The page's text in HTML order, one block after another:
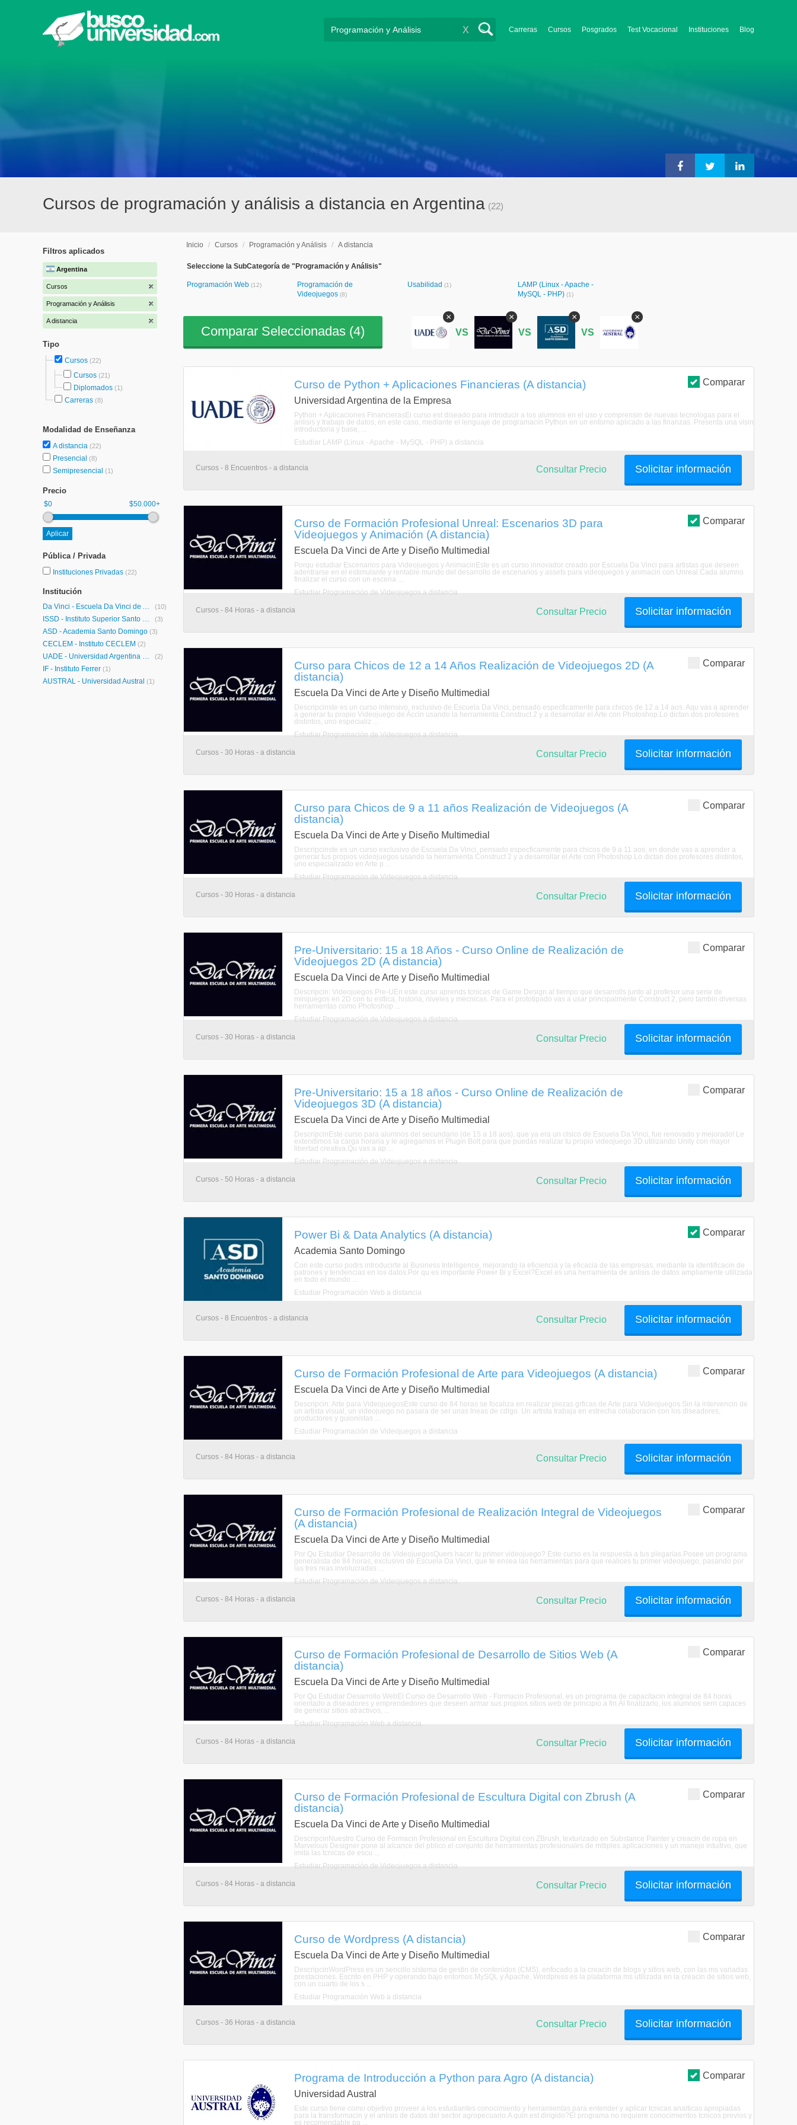
Carreras Cursos Posgrados Test Vocacional Instituciones Blog
X
Cursos de programación y análisis a distancia en Argentina (22)
Filtros aplicados
Argentina
Cursos
Programación y Análisis
A distancia
Tipo
Cursos (22)
Cursos (21)
Diplomados (1)
Carreras (8)
Modalidad de Enseñanza
A distancia (22)
Presencial (8)
Semipresencial (1)
Precio
$0 $50.000+
Pública / Privada
Instituciones Privadas (22)
Institución
Da Vinci - Escuela Da Vinci de Arte y Diseño Multimedial (10)
ISSD - Instituto Superior Santo Domingo (3)
ASD - Academia Santo Domingo (3)
CECLEM - Instituto CECLEM (2)
UADE - Universidad Argentina de la Empresa (2)
IF - Instituto Ferrer (1)
AUSTRAL - Universidad Austral (1)
Inicio / Cursos / Programación y Análisis / A distancia
Seleccione la SubCategoría de "Programación y Análisis"
Programación Web (12)
Programación de
Videojuegos (8)
Usabilidad (1)
LAMP (Linux - Apache -
MySQL - PHP) (1)
Comparar Seleccionadas (4)
×
VS
×
VS
×
VS
×
Comparar
Curso de Python + Aplicaciones Financieras (A distancia)
Universidad Argentina de la Empresa
Python + Aplicaciones FinancierasEl curso est diseado para introducir a los alumnos en el uso y comprensin de nuevas tecnologas para el
anlisis y trabajo de datos, en este caso, mediante el lenguaje de programacin Python en un entorno aplicado a las finanzas. Presenta una visin
introductoria y base, ...
Estudiar LAMP (Linux - Apache - MySQL - PHP) a distancia
Cursos - 8 Encuentros - a distancia Solicitar información
Consultar Precio
Comparar
Curso de Formación Profesional Unreal: Escenarios 3D para
Videojuegos y Animación (A distancia)
Escuela Da Vinci de Arte y Diseño Multimedial
Porqu estudiar Escenarios para Videojuegos y AnimacinEste es un curso innovador creado por Escuela Da Vinci para artistas que deseen
adentrarse en el estimulante y rentable mundo del desarrollo de escenarios y assets para videojuegos y animacin con Unreal.Cada alumno
finalizar el curso con un escena ...
Estudiar Programación de Videojuegos a distancia
Cursos - 84 Horas - a distancia Solicitar información
Consultar Precio
Comparar
Curso para Chicos de 12 a 14 Años Realización de Videojuegos 2D (A
distancia)
Escuela Da Vinci de Arte y Diseño Multimedial
Descripcinste es un curso intensivo, exclusivo de Escuela Da Vinci, pensado especficamente para chicos de 12 a 14 aos. Aqu vas a aprender
a generar tu propio Videojuego de Accin usando la herramienta Construct 2 y a desarrollar el Arte con Photoshop.Lo dictan dos profesores
distintos, uno especializ ...
Estudiar Programación de Videojuegos a distancia
Cursos - 30 Horas - a distancia Solicitar información
Consultar Precio
Comparar
Curso para Chicos de 9 a 11 años Realización de Videojuegos (A
distancia)
Escuela Da Vinci de Arte y Diseño Multimedial
Descripcinste es un curso exclusivo de Escuela Da Vinci, pensado especficamente para chicos de 9 a 11 aos, en donde vas a aprender a
generar tus propios videojuegos usando la herramienta Construct 2 y a desarrollar el Arte con Photoshop.Lo dictan dos profesores distintos,
uno especializado en Arte p ...
Estudiar Programación de Videojuegos a distancia
Cursos - 30 Horas - a distancia Solicitar información
Consultar Precio
Comparar
Pre-Universitario: 15 a 18 Años - Curso Online de Realización de
Videojuegos 2D (A distancia)
Escuela Da Vinci de Arte y Diseño Multimedial
Descripcin: Videojuegos Pre-UEn este curso aprends tcnicas de Game Design al tiempo que desarrolls junto al profesor una serie de
minijuegos en 2D con tu esttica, historia, niveles y mecnicas. Para el prototipado vas a usar principalmente Construct 2, pero tambin diversas
herramientas como Photoshop ...
Estudiar Programación de Videojuegos a distancia
Cursos - 30 Horas - a distancia Solicitar información
Consultar Precio
Comparar
Pre-Universitario: 15 a 18 años - Curso Online de Realización de
Videojuegos 3D (A distancia)
Escuela Da Vinci de Arte y Diseño Multimedial
DescripcinEste curso para alumnos del secundario (de 15 a 18 aos), que ya era un clsico de Escuela Da Vinci, fue renovado y mejorado! Le
extendimos la carga horaria y le agregamos el Plugin Bolt para que puedas realizar tu propio videojuego 3D utilizando Unity con mayor
libertad creativa.Qu vas a ap ...
Estudiar Programación de Videojuegos a distancia
Cursos - 50 Horas - a distancia Solicitar información
Consultar Precio
Comparar
Power Bi & Data Analytics (A distancia)
Academia Santo Domingo
Con este curso podrs introducirte al Business Intelligence, mejorando la eficiencia y la eficacia de las empresas, mediante la identificacin de
patrones y tendencias en los datos.Por qu es importante Power Bi y Excel?Excel es una herramienta de anlisis de datos ampliamente utilizada
en todo el mundo ...
Estudiar Programación Web a distancia
Cursos - 8 Encuentros - a distancia Solicitar información
Consultar Precio
Comparar
Curso de Formación Profesional de Arte para Videojuegos (A distancia)
Escuela Da Vinci de Arte y Diseño Multimedial
Descripcin: Arte para VideojuegosEste curso de 84 horas se focaliza en realizar piezas grficas de Arte para Videojuegos.Sin la intervencin de
un artista visual, un videojuego no pasara de ser unas lneas de cdigo. Un artista trabaja en estrecha colaboracin con los diseadores,
productores y guionistas ...
Estudiar Programación de Videojuegos a distancia
Cursos - 84 Horas - a distancia Solicitar información
Consultar Precio
Comparar
Curso de Formación Profesional de Realización Integral de Videojuegos
(A distancia)
Escuela Da Vinci de Arte y Diseño Multimedial
Por Qu Estudiar Desarrollo de VideojuegosQuers hacer tu primer videojuego? Este curso es la respuesta a tus plegarias.Posee un programa
generalista de 84 horas, exclusivo de Escuela Da Vinci, que te ensea las herramientas para que realices tu primer videojuego, pasando por
las tres reas involucradas ...
Estudiar Programación de Videojuegos a distancia
Cursos - 84 Horas - a distancia Solicitar información
Consultar Precio
Comparar
Curso de Formación Profesional de Desarrollo de Sitios Web (A
distancia)
Escuela Da Vinci de Arte y Diseño Multimedial
Por Qu Estudiar Desarrollo WebEl Curso de Desarrollo Web - Formacin Profesional, es un programa de capacitacin integral de 84 horas
orientado a diseadores y emprendedores que deseen armar sus propios sitios web de principio a fin.Al finalizarlo, los alumnos sern capaces
de generar sitios atractivos, ...
Estudiar Programación Web a distancia
Cursos - 84 Horas - a distancia Solicitar información
Consultar Precio
Comparar
Curso de Formación Profesional de Escultura Digital con Zbrush (A
distancia)
Escuela Da Vinci de Arte y Diseño Multimedial
DescripcinNuestro Curso de Formacin Profesional en Escultura Digital con ZBrush, texturizado en Substance Painter y creacin de ropa en
Marvelous Designer pone al alcance del pblico el conjunto de herramientas profesionales de mltiples aplicaciones y un manejo intuitivo, que
imita las tcnicas de escu ...
Estudiar Programación de Videojuegos a distancia
Cursos - 84 Horas - a distancia Solicitar información
Consultar Precio
Comparar
Curso de Wordpress (A distancia)
Escuela Da Vinci de Arte y Diseño Multimedial
DescripcinWordPress es un sencillo sistema de gestin de contenidos (CMS), enfocado a la creacin de blogs y sitios web, con las ms variadas
prestaciones. Escrito en PHP y operando bajo entornos MySQL y Apache, Wordpress es la plataforma ms utilizada en la creacin de sitios web,
con un cuarto de los s ...
Estudiar Programación Web a distancia
Cursos - 36 Horas - a distancia Solicitar información
Consultar Precio
Comparar
Programa de Introducción a Python para Agro (A distancia)
Universidad Austral
Este curso tiene como objetivo proveer a los estudiantes conocimiento y herramientas para entender y aplicar tcnicas analticas apropiadas
para la transformacin y el anlisis de datos del sector agropecuario.A quin est dirigido?El programa no requiere conocimientos tcnicos previos y
es recomendable pa ...